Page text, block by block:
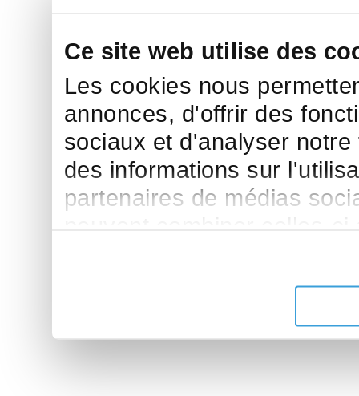
Ce site web utilise des
Les cookies nous
annonces, d'offrir des
sociaux et d'analyser
des informations sur
partenaires de médias